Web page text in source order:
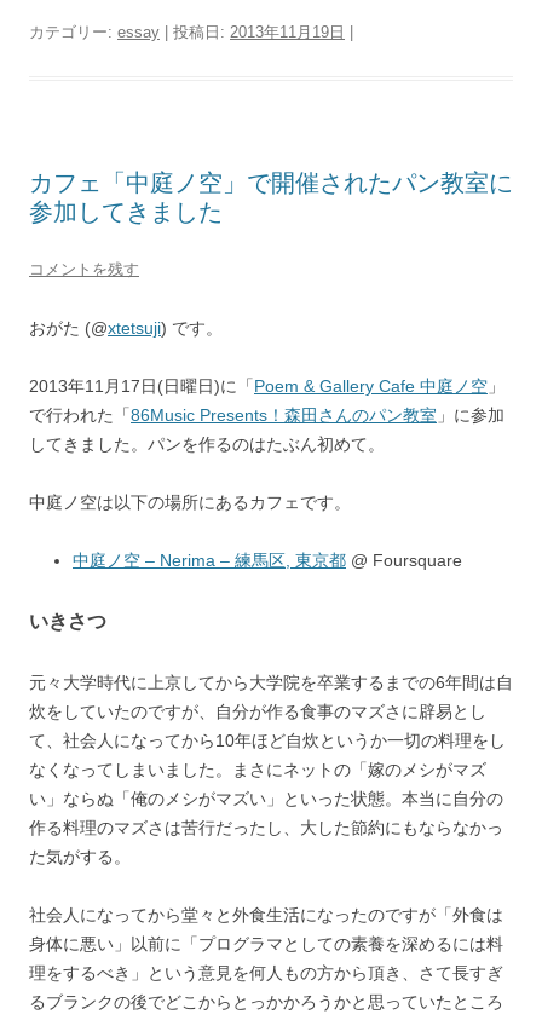
カテゴリー: essay | 投稿日: 2013年11月19日
カフェ「中庭ノ空」で開催されたパン教室に
参加してきました
コメントを残す
おがた (@xtetsuji) です。
2013年11月17日(日曜日)に「Poem & Gallery Cafe 中庭ノ空 」
で行われた「86Music Presents！森田さんのパン教室 」に参加
してきました。パンを作るのはたぶん初めて。
中庭ノ空は以下の場所にあるカフェです。
中庭ノ空 – Nerima – 練馬区, 東京都 @ Foursquare
いきさつ
元々大学時代に上京してから大学院を卒業するまでの6年間は自
炊をしていたのですが、自分が作る食事のマズさに辟易とし
て、社会人になってから10年ほど自炊というか一切の料理をし
なくなってしまいました。まさにネットの「嫁のメシがマズ
い」ならぬ「俺のメシがマズい」といった状態。本当に自分の
作る料理のマズさは苦行だったし、大した節約にもならなかっ
た気がする。
社会人になってから堂々と外食生活になったのですが「外食は
身体に悪い」以前に「プログラマとしての素養を深めるには料
理をするべき」という意見を何人もの方から頂き、さて長すぎ
るブランクの後でどこからとっかかろうかと思っていたところ